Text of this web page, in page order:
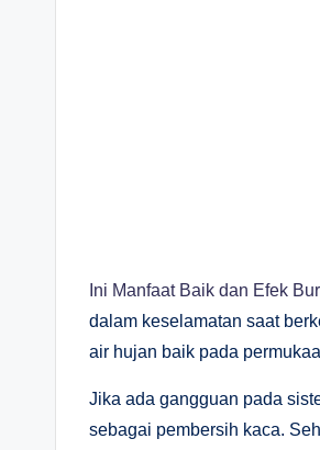
Ini Manfaat Baik dan Efek
dalam keselamatan saat
air hujan baik pada
Jika ada gangguan pada
sebagai pembersih kaca.